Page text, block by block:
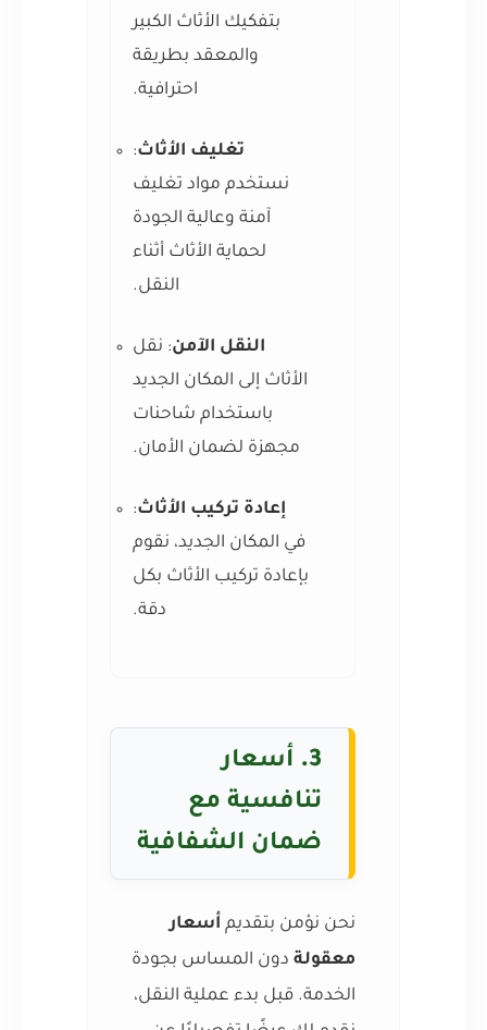
بتفكيك الأثاث الكبير
والمعقد بطريقة
احترافية.
تغليف الأثاث:
نستخدم مواد تغليف
آمنة وعالية الجودة
لحماية الأثاث أثناء
النقل.
النقل الآمن: نقل
الأثاث إلى المكان الجديد
باستخدام شاحنات
مجهزة لضمان الأمان.
إعادة تركيب الأثاث:
في المكان الجديد، نقوم
بإعادة تركيب الأثاث بكل
دقة.
3.
أسعار
تنافسية مع
ضمان الشفافية
نحن نؤمن بتقديم أسعار
معقولة دون المساس بجودة
الخدمة. قبل بدء عملية النقل،